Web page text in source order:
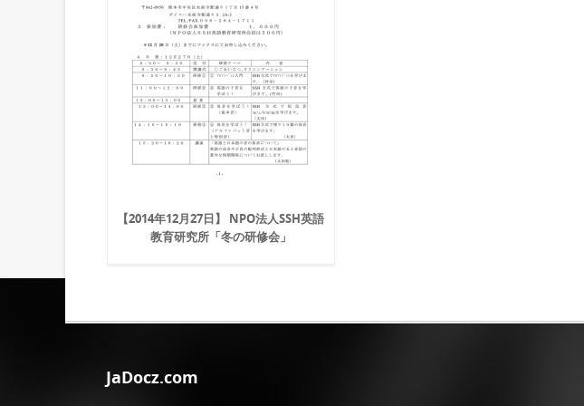
【2014年12月27日】 NPO法人SSH英語
教育研究所「冬の研修会」
JaDocz.com